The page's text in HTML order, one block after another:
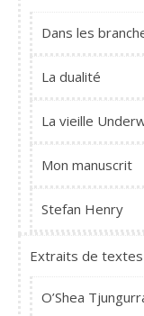
Dans les
La dualité
La vieille
Mon manuscrit
Stefan Henry
Extraits de textes
O’Shea